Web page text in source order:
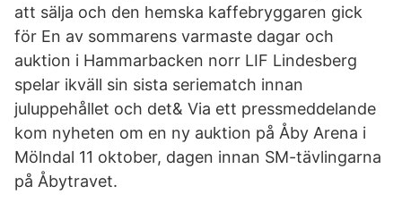
att sälja och den hemska kaffebryggaren gick
för En av sommarens varmaste dagar och
auktion i Hammarbacken norr LIF Lindesberg
spelar ikväll sin sista seriematch innan
juluppehållet och det& Via ett pressmeddelande
kom nyheten om en ny auktion på Åby Arena i
Mölndal 11 oktober, dagen innan SM-tävlingarna
på Åbytravet.